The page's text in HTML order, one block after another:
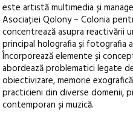
este artistă multimedia și
Asociației Qolony – Colonia
concentrează asupra reactivării
principal holografia și fotografia
Încorporează elemente și
abordează problematici legate
obiectivizare, memorie
practicieni din diverse domenii,
contemporan și muzică.